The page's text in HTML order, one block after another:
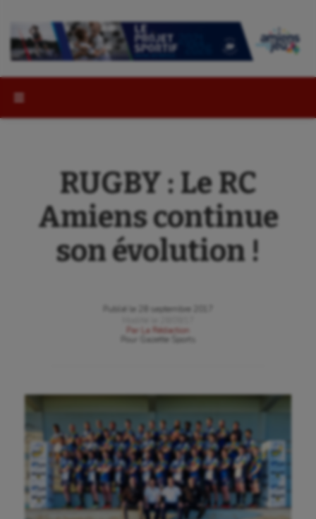
RUGBY : Le RC
Amiens continue
son évolution !
Publié le
28 septembre 2017
Par
La Rédaction
Gazette Sports